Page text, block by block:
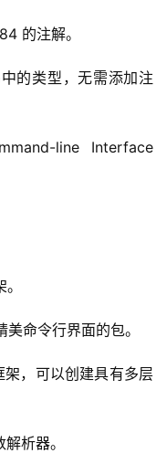
的注解。
的类型，无需添加注
line Interface
命令行界面的包。
，可以创建具有多层
析器。